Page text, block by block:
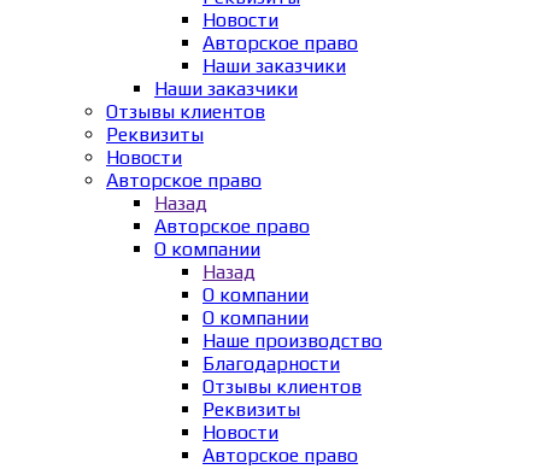
Новости
Авторское право
Наши заказчики
Наши заказчики
Отзывы клиентов
Реквизиты
Новости
Авторское право
Назад
Авторское право
О компании
Назад
О компании
О компании
Наше производство
Благодарности
Отзывы клиентов
Реквизиты
Новости
Авторское право